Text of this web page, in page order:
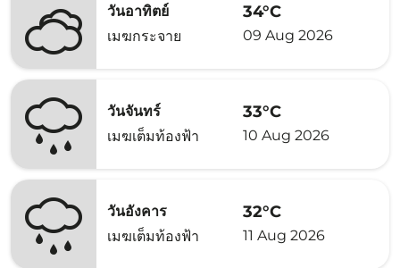
วันอาทิตย์
เมฆกระจาย
34°C
09 Aug 2026
วันจันทร์
เมฆเต็มท้องฟ้า
33°C
10 Aug 2026
วันอังคาร
เมฆเต็มท้องฟ้า
32°C
11 Aug 2026